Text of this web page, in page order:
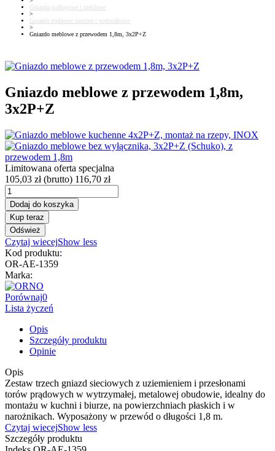
Gniazda podłogowe i meblowe
>
Gniazda meblowe narożne i podszafkowe
>
Gniazdo meblowe z przewodem 1,8m, 3x2P+Z
Gniazdo meblowe z przewodem 1,8m,
3x2P+Z
Limitowana oferta specjalna
105,03 zł (brutto) 116,70 zł
Dodaj do koszyka
Kup teraz
Czytaj wiecejShow less
Kod produktu:
OR-AE-1359
Marka:
Porównaj0
Lista życzeń
Opis
Szczegóły produktu
Opinie
Opis
Zestaw trzech gniazd sieciowych z uziemieniem i przesłonami
torów prądowych w wytrzymałej, metalowej obudowie, idealny do
montażu w kuchni i biurze, na powierzchniach płaskich i w
narożnikach. Wyposażony w przewód o długości 1,8 m.
Czytaj wiecejShow less
Szczegóły produktu